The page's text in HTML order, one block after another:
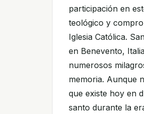
participación en
teológico y
Iglesia Católica.
en Benevento,
numerosos
memoria. Aunque
que existe hoy en
santo durante la